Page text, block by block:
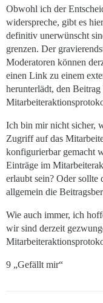
Obwohl ich der
widerspreche, gibt es
definitiv unerwünscht
grenzen. Der
Moderatoren können
einen Link zu einem
herunterlädt, den
Ich bin mir nicht sicher,
Zugriff auf das
konfigurierbar gemacht
Einträge im
erlaubt sein? Oder
allgemein die
Wie auch immer, ich
wir sind derzeit
9 „Gefällt mir“